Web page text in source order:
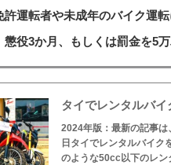
運転者や未成年のバイク運
役3か月、もしくは罰金を5
タイでレンタルバ
2024年版：最新の記事
日タイでレンタルバイク
のような50cc以下のレン